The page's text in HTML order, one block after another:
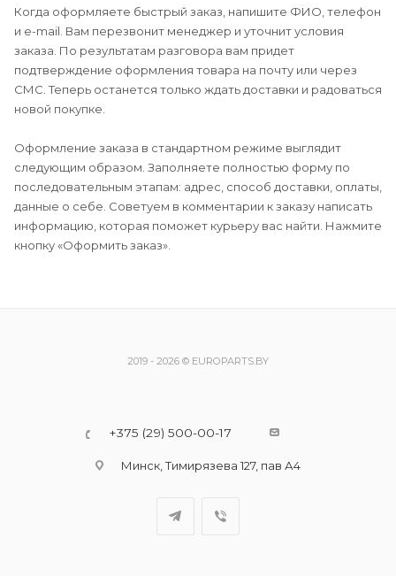
Когда оформляете быстрый заказ, напишите ФИО, телефон
и e-mail. Вам перезвонит менеджер и уточнит условия
заказа. По результатам разговора вам придет
подтверждение оформления товара на почту или через
СМС. Теперь останется только ждать доставки и радоваться
новой покупке.
Оформление заказа в стандартном режиме выглядит
следующим образом. Заполняете полностью форму по
последовательным этапам: адрес, способ доставки, оплаты,
данные о себе. Советуем в комментарии к заказу написать
информацию, которая поможет курьеру вас найти. Нажмите
кнопку «Оформить заказ».
2019 - 2026 © EUROPARTS.BY
+375 (29) 500-00-17
Минск, Тимирязева 127, пав А4